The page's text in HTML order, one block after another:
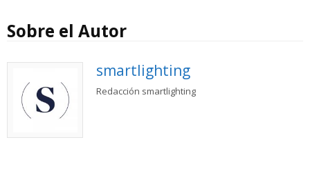
Sobre el Autor
smartlighting
Redacción smartlighting